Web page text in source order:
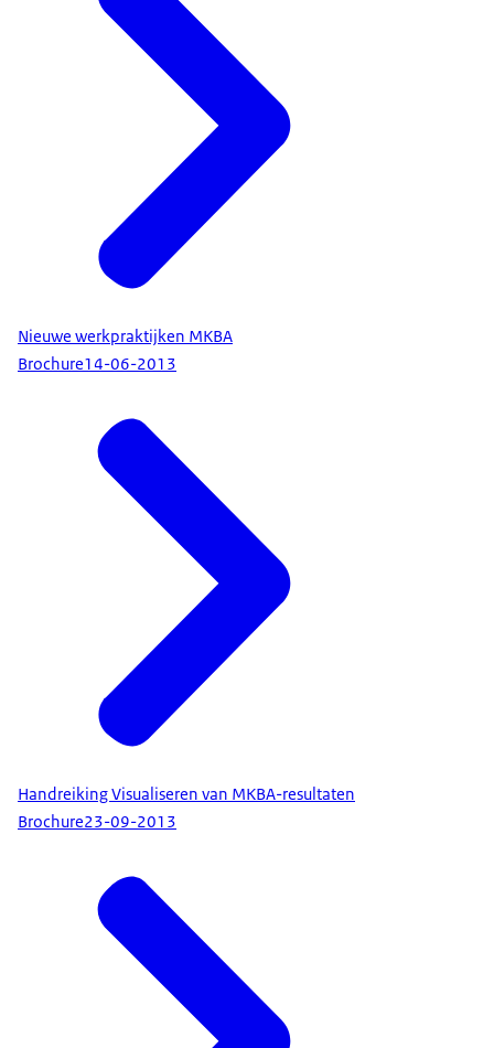
Nieuwe werkpraktijken MKBA
Brochure14-06-2013
Handreiking Visualiseren van MKBA-resultaten
Brochure23-09-2013